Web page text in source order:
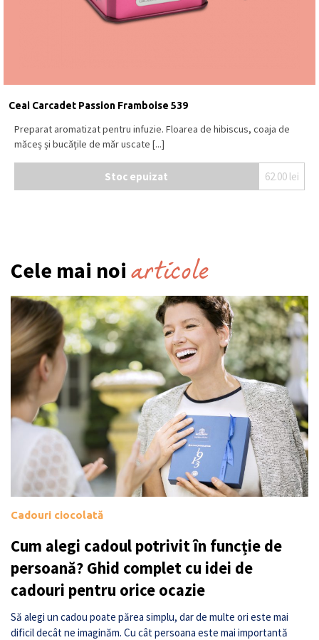
Ceai Carcadet Passion Framboise 539
Preparat aromatizat pentru infuzie. Floarea de hibiscus, coaja de
măceș și bucățile de măr uscate [...]
Stoc epuizat 62.00 lei
Cele mai noi articole
Cadouri ciocolată
Cum alegi cadoul potrivit în funcție de
persoană? Ghid complet cu idei de
cadouri pentru orice ocazie
Să alegi un cadou poate părea simplu, dar de multe ori este mai
dificil decât ne imaginăm. Cu cât persoana este mai importantă